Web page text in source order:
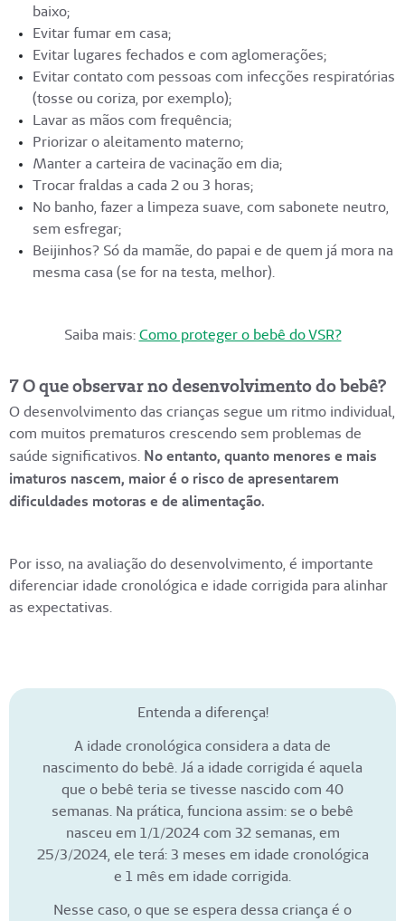
baixo;
Evitar fumar em casa;
Evitar lugares fechados e com aglomerações;
Evitar contato com pessoas com infecções respiratórias
(tosse ou coriza, por exemplo);
Lavar as mãos com frequência;
Priorizar o aleitamento materno;
Manter a carteira de vacinação em dia;
Trocar fraldas a cada 2 ou 3 horas;
No banho, fazer a limpeza suave, com sabonete neutro,
sem esfregar;
Beijinhos? Só da mamãe, do papai e de quem já mora na
mesma casa (se for na testa, melhor).
Saiba mais:Como proteger o bebê do VSR?
7 O que observar no desenvolvimento do bebê?
O desenvolvimento das crianças segue um ritmo individual,
com muitos prematuros crescendo sem problemas de
saúde significativos. No entanto, quanto menores e mais
imaturos nascem, maior é o risco de apresentarem
dificuldades motoras e de alimentação.
Por isso, na avaliação do desenvolvimento, é importante
diferenciar idade cronológica e idade corrigida para alinhar
as expectativas.
Entenda a diferença!
A idade cronológica considera a data de
nascimento do bebê. Já a idade corrigida é aquela
que o bebê teria se tivesse nascido com 40
semanas. Na prática, funciona assim: se o bebê
nasceu em 1/1/2024 com 32 semanas, em
25/3/2024, ele terá: 3 meses em idade cronológica
e 1 mês em idade corrigida.
Nesse caso, o que se espera dessa criança é o